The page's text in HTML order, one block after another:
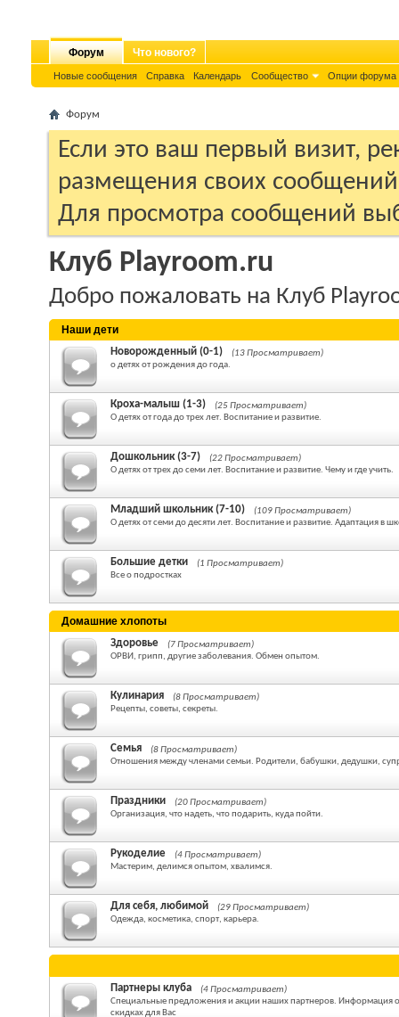
Форум
Новые сообщения Справка Календарь Сообщество Опции форума
Что нового?
Форум
Если это ваш первый визит,
размещения своих
Для просмотра сообщений
Клуб Playroom.ru
Добро пожаловать на Клуб
Наши дети
Новорожденный (0-1)
(13 Просматривает)
о детях от рождения до года.
Кроха-малыш (1-3)
(25 Просматривает)
О детях от года до трех лет. Воспитание и развитие.
Дошкольник (3-7)
(22 Просматривает)
О детях от трех до семи лет. Воспитание и развитие. Чему и где учить.
Младший школьник (7-10)
(109 Просматривает)
О детях от семи до десяти лет. Воспитание и развитие. Адаптация в
Большие детки
(1 Просматривает)
Все о подростках
Домашние хлопоты
Здоровье
(7 Просматривает)
ОРВИ, грипп, другие заболевания. Обмен опытом.
Кулинария
(8 Просматривает)
Рецепты, советы, секреты.
Семья
(8 Просматривает)
Отношения между членами семьи. Родители, бабушки, дедушки,
Праздники
(20 Просматривает)
Организация, что надеть, что подарить, куда пойти.
Рукоделие
(4 Просматривает)
Мастерим, делимся опытом, хвалимся.
Для себя, любимой
(29 Просматривает)
Одежда, косметика, спорт, карьера.
Партнеры клуба
(4 Просматривает)
Специальные предложения и акции наших партнеров. Информация о
скидках для Вас